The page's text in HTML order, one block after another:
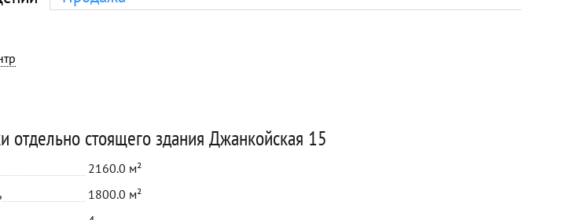
отдельно стоящего здания Джанкойская 15
2160.0 м²
1800.0 м²